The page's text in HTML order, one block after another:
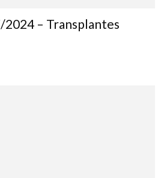
– Transplantes